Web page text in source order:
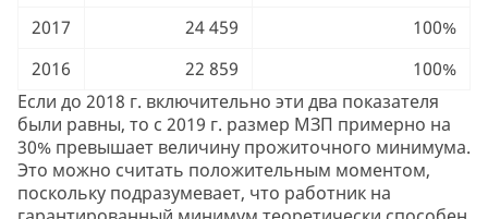
2017
24 459
100%
2016
22 859
100%
Если до 2018 г. включительно эти два показателя
были равны, то с 2019 г. размер МЗП примерно на
30% превышает величину прожиточного минимума.
Это можно считать положительным моментом,
поскольку подразумевает, что работник на